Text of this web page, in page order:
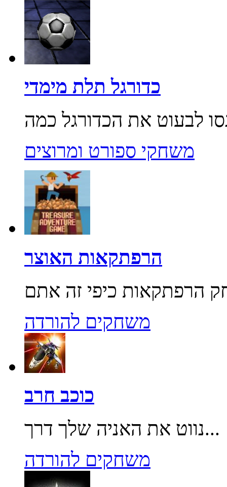
כדורגל תלת מימדי
משחקי ספורט ומרוצים
הרפתקאות האוצר
משחקים להורדה
כוכב חרב
נווט את האניה שלך דרך...
משחקים להורדה